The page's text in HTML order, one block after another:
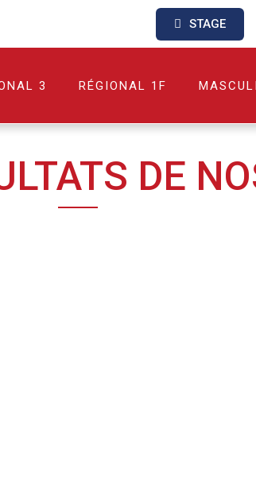
STAGE
3 RÉGIONAL 1F
DE